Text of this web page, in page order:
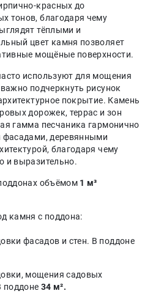
красных до
тонов, благодаря чему
тёплыми и
цвет камня позволяет
мощёные поверхности.
используют для мощения
подчеркнуть рисунок
покрытие. Камень
дорожек, террас и зон
гамма песчаника гармонично
фасадами, деревянными
благодаря чему
и выразительно.
объёмом 1 м³
камня с поддона:
фасадов и стен. В поддоне
мощения садовых
поддоне 34 м².